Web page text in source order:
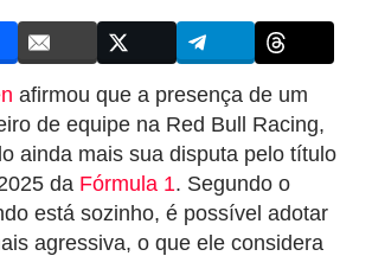
afirmou que a presença de um
de equipe na Red Bull Racing,
ainda mais sua disputa pelo título
da Fórmula 1. Segundo o
está sozinho, é possível adotar
agressiva, o que ele considera